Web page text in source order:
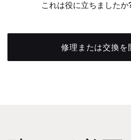
これは役に立ちましたか
修理または交換を